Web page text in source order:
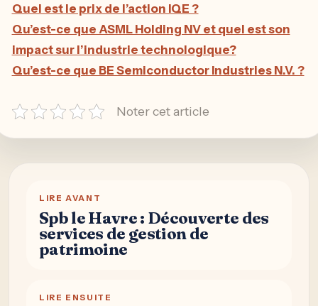
Quel est le prix de l’action IQE ?
Qu’est-ce que ASML Holding NV et quel est son
impact sur l’industrie technologique?
Qu’est-ce que BE Semiconductor Industries N.V. ?
Noter cet article
LIRE AVANT
Spb le Havre : Découverte des
services de gestion de
patrimoine
LIRE ENSUITE